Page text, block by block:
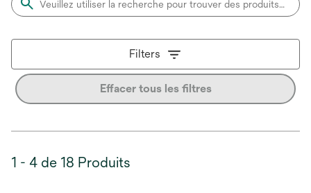
Filters
Effacer tous les filtres
1 - 4 de 18 Produits